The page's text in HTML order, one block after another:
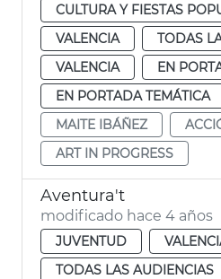
CULTURA Y FIESTAS
VALENCIA
TODAS
VALENCIA
EN
EN PORTADA TEMÁTICA
MAITE IBÁÑEZ
ART IN PROGRESS
Aventura't
modificado hace 4 años
JUVENTUD
TODAS LAS AUDIENCIAS